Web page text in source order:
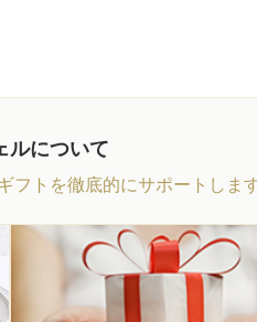
ルについて
フトを徹底的にサポートしま